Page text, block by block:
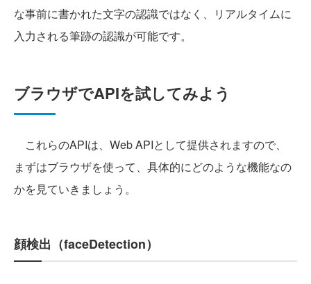
な事前に書かれた文字の認識ではなく、リアルタイムに
入力される筆跡の認識が可能です。
ブラウザでAPIを試してみよう
これらのAPIは、Web APIとして提供されますので、
まずはブラウザを使って、具体的にどのような機能なの
かを見ていきましょう。
顔検出（faceDetection）